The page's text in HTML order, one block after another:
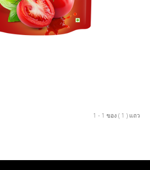
1 - 1 ของ ( 1 ) แถว